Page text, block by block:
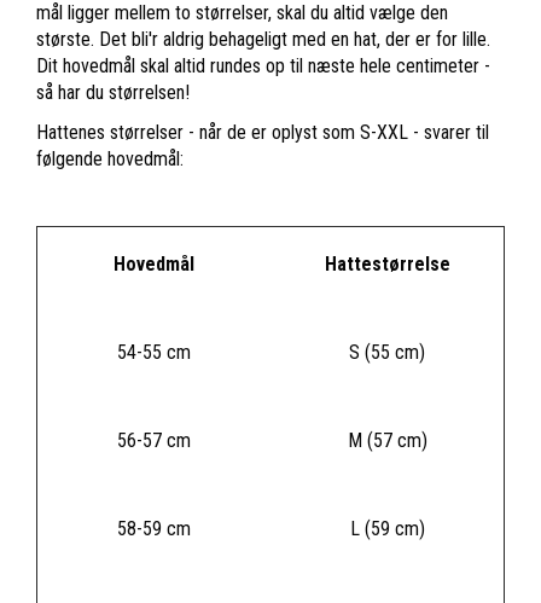
mål ligger mellem to størrelser, skal du altid vælge den
største. Det bli'r aldrig behageligt med en hat, der er for lille.
Dit hovedmål skal altid rundes op til næste hele centimeter -
så har du størrelsen!
Hattenes størrelser - når de er oplyst som S-XXL - svarer til
følgende hovedmål:
Hovedmål Hattestørrelse
54-55 cm S (55 cm)
56-57 cm M (57 cm)
58-59 cm L (59 cm)